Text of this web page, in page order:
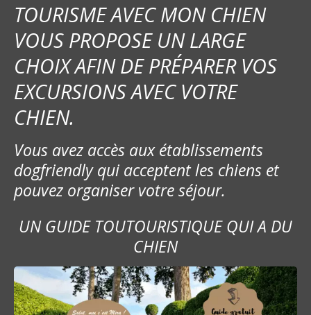
TOURISME AVEC MON CHIEN
VOUS PROPOSE UN LARGE
CHOIX AFIN DE PRÉPARER VOS
EXCURSIONS AVEC VOTRE
CHIEN.
Vous avez accès aux établissements
dogfriendly qui acceptent les chiens et
pouvez organiser votre séjour.
UN GUIDE TOUTOURISTIQUE QUI A DU
CHIEN